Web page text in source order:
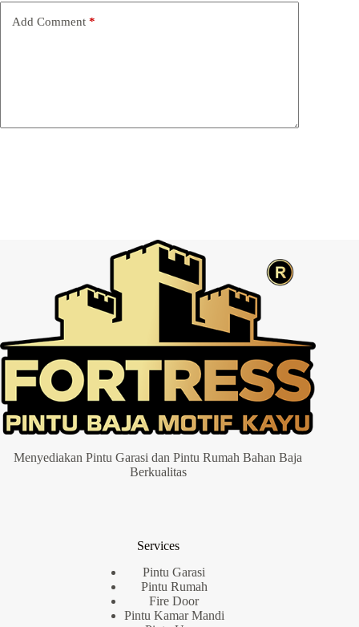
Add Comment *
Menyediakan Pintu Garasi dan Pintu Rumah Bahan Baja
Berkualitas
Services
Pintu Garasi
Pintu Rumah
Fire Door
Pintu Kamar Mandi